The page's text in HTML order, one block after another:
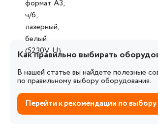
Как правильно выбирать
В нашей статье вы найдете полезные
по правильному выбору оборудования.
Перейти к рекомендации по выбору